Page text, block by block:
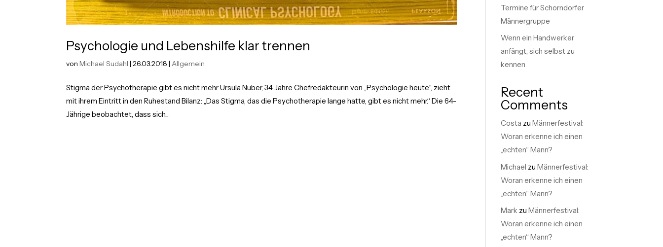
Psychologie und Lebenshilfe klar trennen
vonMichael Sudahl |26.03.2018 |Allgemein
Stigma der Psychotherapie gibt es nicht mehr Ursula Nuber, 34 Jahre Chefredakteurin von „Psychologie heute“, zieht
mit ihrem Eintritt in den Ruhestand Bilanz: „Das Stigma, das die Psychotherapie lange hatte, gibt es nicht mehr.“ Die 64-
Jährige beobachtet, dass sich...
Termine für Schorndorfer
Männergruppe
Wenn ein Handwerker
anfängt, sich selbst zu
kennen
Recent
Comments
Costa zuMännerfestival:
Woran erkenne ich einen
„echten“ Mann?
Michael zuMännerfestival:
Woran erkenne ich einen
„echten“ Mann?
Mark zuMännerfestival:
Woran erkenne ich einen
„echten“ Mann?